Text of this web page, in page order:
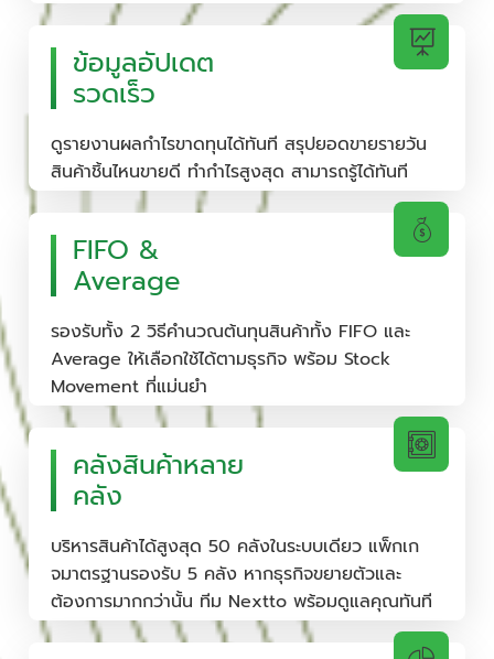
ข้อมูลอัปเดต
รวดเร็ว
ดูรายงานผลกำไรขาดทุนได้ทันที สรุปยอดขายรายวัน
สินค้าชิ้นไหนขายดี ทำกำไรสูงสุด สามารถรู้ได้ทันที
FIFO &
Average
รองรับทั้ง 2 วิธีคำนวณต้นทุนสินค้าทั้ง FIFO และ
Average ให้เลือกใช้ได้ตามธุรกิจ พร้อม Stock
Movement ที่แม่นยำ
คลังสินค้าหลาย
คลัง
บริหารสินค้าได้สูงสุด 50 คลังในระบบเดียว แพ็กเก
จมาตรฐานรองรับ 5 คลัง หากธุรกิจขยายตัวและ
ต้องการมากกว่านั้น ทีม Nextto พร้อมดูแลคุณทันที